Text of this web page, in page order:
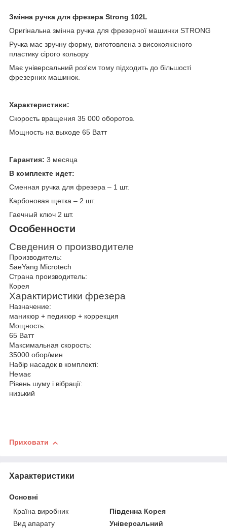
Змінна ручка для фрезера Strong 102L
Оригінальна змінна ручка для фрезерної машинки STRONG
Ручка має зручну форму, виготовлена з високоякісного
пластику сірого кольору
Має універсальний роз'єм тому підходить до більшості
фрезерних машинок.
Характеристики:
Скорость вращения 35 000 оборотов.
Мощность на выходе 65 Ватт
Гарантия: 3 месяца
В комплекте идет:
Сменная ручка для фрезера – 1 шт.
Карбоновая щетка – 2 шт.
Гаечный ключ 2 шт.
Особенности
Сведения о производителе
Производитель:
SaeYang Microtech
Страна производитель:
Корея
Характиристики фрезера
Назначение:
маникюр + педикюр + коррекция
Мощность:
65 Ватт
Максимальная скорость:
35000 обор/мин
Набір насадок в комплекті:
Немає
Рівень шуму і вібрації:
низький
Приховати
Характеристики
Основні
Країна виробник
Південна Корея
Вид апарату
Універсальний